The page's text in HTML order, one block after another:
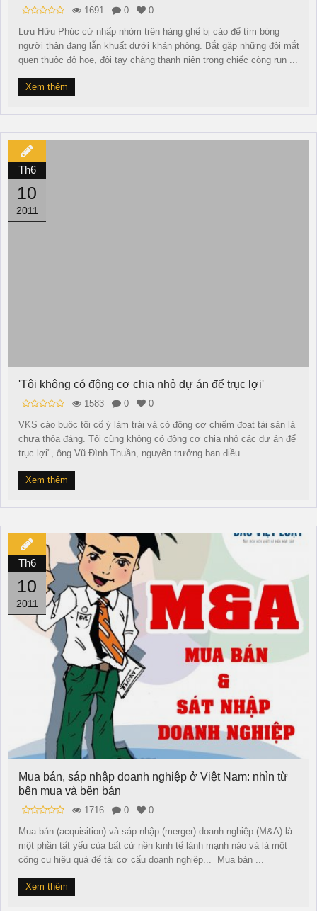
1691 0
0
Lưu Hữu Phúc cứ nhấp nhỏm trên hàng ghế bị cáo để tìm bóng
người thân đang lẫn khuất dưới khán phòng. Bắt gặp những đôi mắt
quen thuộc đỏ hoe, đôi tay chàng thanh niên trong chiếc còng run ...
Xem thêm
Th6
10
2011
'Tôi không có động cơ chia nhỏ dự án để trục lợi'
1583 0
0
VKS cáo buộc tôi cố ý làm trái và có động cơ chiếm đoạt tài sản là
chưa thỏa đáng. Tôi cũng không có động cơ chia nhỏ các dự án để
trục lợi", ông Vũ Đình Thuần, nguyên trưởng ban điều ...
Xem thêm
Th6
10
2011
Mua bán, sáp nhập doanh nghiệp ở Việt Nam: nhìn từ
bên mua và bên bán
1716 0
0
Mua bán (acquisition) và sáp nhập (merger) doanh nghiệp (M&A) là
một phần tất yếu của bất cứ nền kinh tế lành mạnh nào và là một
công cụ hiệu quả để tái cơ cấu doanh nghiệp... Mua bán ...
Xem thêm